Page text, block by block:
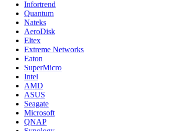
Infortrend
Quantum
Nateks
AeroDisk
Eltex
Extreme Networks
Eaton
SuperMicro
Intel
AMD
ASUS
Seagate
Microsoft
QNAP